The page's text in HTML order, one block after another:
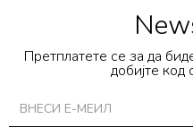
Претплатете се за да
добијте